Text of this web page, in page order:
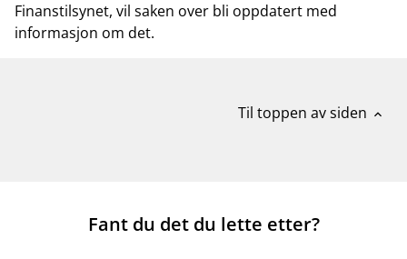
Finanstilsynet, vil saken over bli oppdatert med
informasjon om det.
Til toppen av siden expand_less
Fant du det du lette etter?